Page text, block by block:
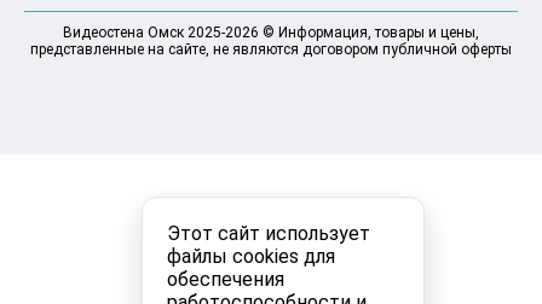
Этот сайт использует
файлы cookies для
обеспечения
Видеостена Омск 2025-2026 © Информация, товары и цены,
представленные на сайте, не являются договором публичной оферты